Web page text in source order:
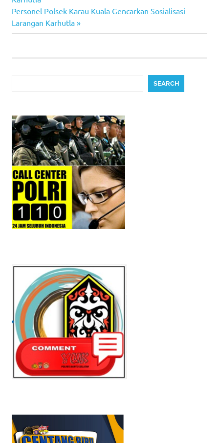
navigation
Next
Post:
Personel Polsek Karau Kuala Gencarkan Sosialisasi
Larangan Karhutla
SEARCH